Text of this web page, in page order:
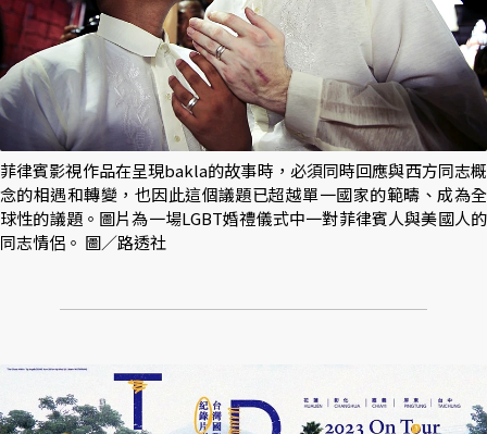
菲律賓影視作品在呈現bakla的故事時，必須同時回應與西方同志概
念的相遇和轉變，也因此這個議題已超越單一國家的範疇、成為全
球性的議題。圖片為一場LGBT婚禮儀式中一對菲律賓人與美國人的
同志情侶。 圖／路透社